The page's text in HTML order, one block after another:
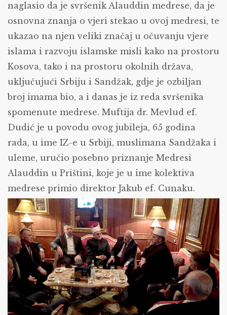
naglasio da je svršenik Alauddin medrese, da je
osnovna znanja o vjeri stekao u ovoj medresi, te
ukazao na njen veliki značaj u očuvanju vjere
islama i razvoju islamske misli kako na prostoru
Kosova, tako i na prostoru okolnih država,
uključujući Srbiju i Sandžak, gdje je ozbiljan
broj imama bio, a i danas je iz reda svršenika
spomenute medrese. Muftija dr. Mevlud ef.
Dudić je u povodu ovog jubileja, 65 godina
rada, u ime IZ-e u Srbiji, muslimana Sandžaka i
uleme, uručio posebno priznanje Medresi
Alauddin u Prištini, koje je u ime kolektiva
medrese primio direktor Jakub ef. Cunaku.